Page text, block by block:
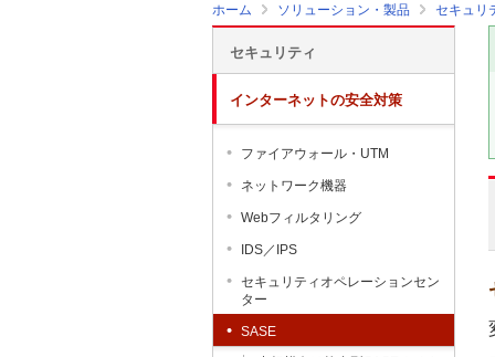
ホーム ソリューション・製品 セキュリ
セキュリティ
インターネットの安全対策
ファイアウォール・UTM
ネットワーク機器
Webフィルタリング
IDS／IPS
セキュリティオペレーションセン
ター
SASE